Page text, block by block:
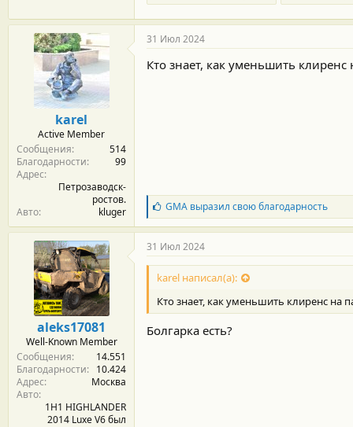
karel
Active Member
Сообщения
514
Благодарности
99
Адрес
Петрозаводск-
ростов.
Авто
kluger
31 Июл 2024
Кто знает, как уменьшить клиренс
Б
л
а
г
о
д
а
н
с
GMAвыразил свою благодарность
aleks17081
Well-Known Member
Сообщения
14.551
Благодарности
10.424
Адрес
Москва
Авто
1H1 HIGHLANDER
2014 Luxe V6 был
31 Июл 2024
karel написал(а):
Кто знает, как уменьшить клиренс на
Болгарка есть?